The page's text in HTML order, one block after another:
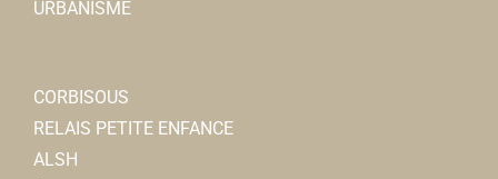
URBANISME
CORBISOUS
RELAIS PETITE ENFANCE
ALSH